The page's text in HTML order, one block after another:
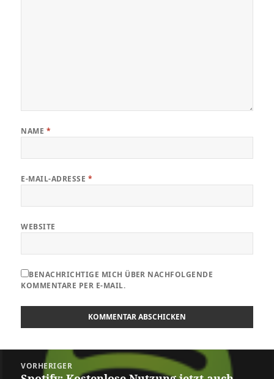
NAME *
E-MAIL-ADRESSE *
WEBSITE
BENACHRICHTIGE MICH ÜBER NACHFOLGENDE
KOMMENTARE PER E-MAIL.
Beitragsnavigation
VORHERIGER